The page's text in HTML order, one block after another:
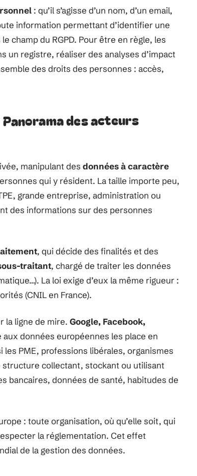
: qu’il s’agisse d’un nom, d’un email,
information permettant d’identifier une
champ du RGPD. Pour être en règle, les
un registre, réaliser des analyses d’impact
des droits des personnes : accès,
des acteurs
manipulant des données à caractère
qui y résident. La taille importe peu,
grande entreprise, administration ou
des informations sur des personnes
, qui décide des finalités et des
traitant, chargé de traiter les données
La loi exige d’eux la même rigueur :
(CNIL en France).
la ligne de mire. Google, Facebook,
données européennes les place en
les PME, professions libérales, organismes
collectant, stockant ou utilisant
bancaires, données de santé, habitudes de
: toute organisation, où qu’elle soit, qui
la réglementation. Cet effet
de la gestion des données.